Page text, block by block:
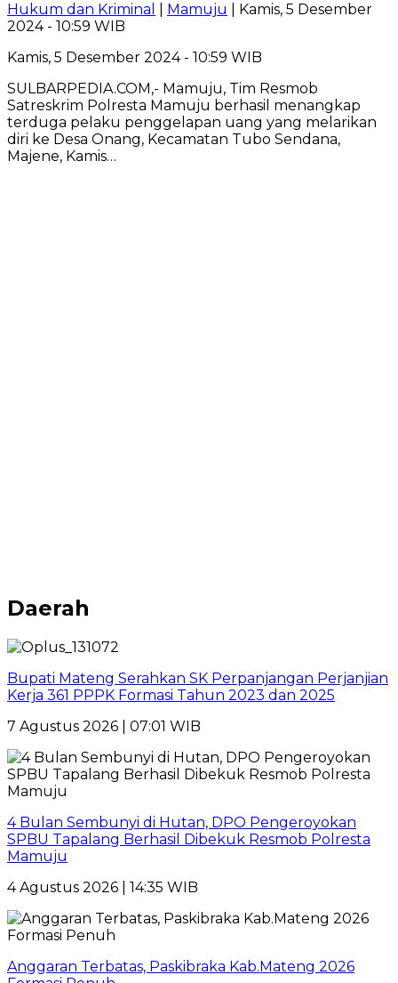
Hukum dan Kriminal Mamuju
| Kamis, 5 Desember
2024 - 10:59 WIB
Kamis, 5 Desember 2024 - 10:59 WIB
SULBARPEDIA.COM,- Mamuju, Tim Resmob
Satreskrim Polresta Mamuju berhasil menangkap
terduga pelaku penggelapan uang yang melarikan
diri ke Desa Onang, Kecamatan Tubo Sendana,
Majene, Kamis…
Daerah
Bupati Mateng Serahkan SK Perpanjangan Perjanjian
Kerja 361 PPPK Formasi Tahun 2023 dan 2025
7 Agustus 2026 | 07:01 WIB
4 Bulan Sembunyi di Hutan, DPO Pengeroyokan
SPBU Tapalang Berhasil Dibekuk Resmob Polresta
Mamuju
4 Agustus 2026 | 14:35 WIB
Anggaran Terbatas, Paskibraka Kab.Mateng 2026